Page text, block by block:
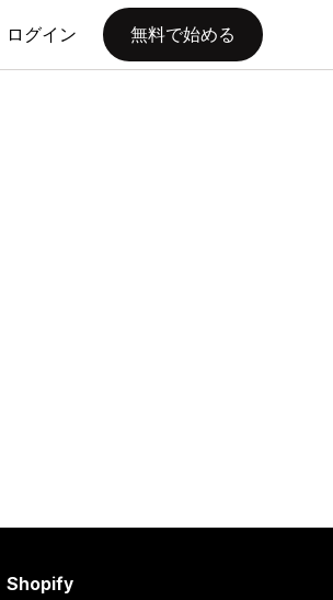
ログイン 無料で始める
Shopify